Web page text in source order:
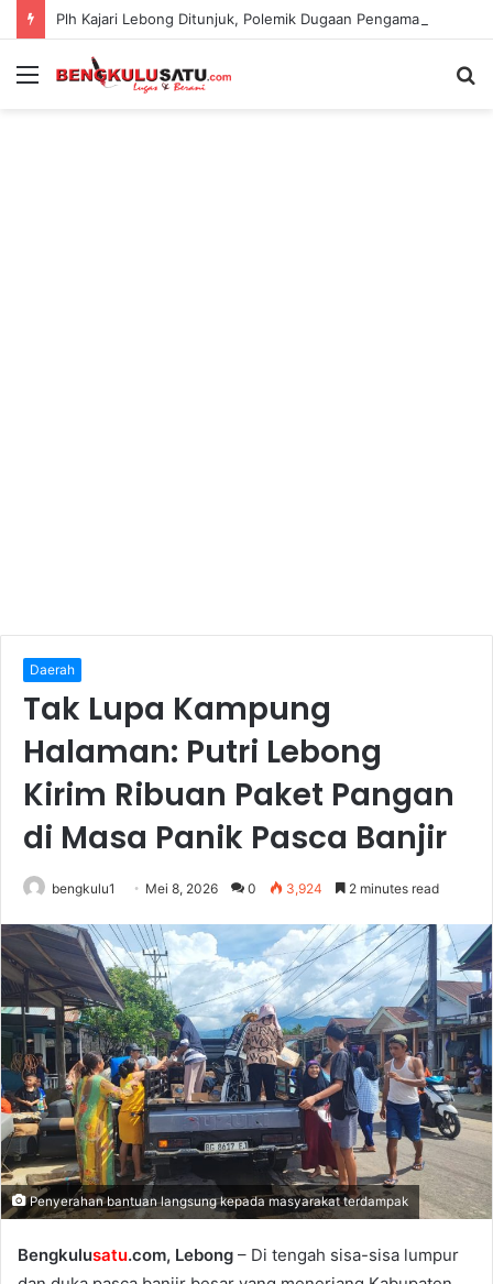
Menu
Daerah
Tak Lupa Kampung
Halaman: Putri Lebong
Kirim Ribuan Paket Pangan
di Masa Panik Pasca Banjir
bengkulu1 Mei 8, 2026 0 3,924 2 minutes read
Penyerahan bantuan langsung kepada masyarakat terdampak
Bengkulusatu.com, Lebong – Di tengah sisa-sisa lumpur